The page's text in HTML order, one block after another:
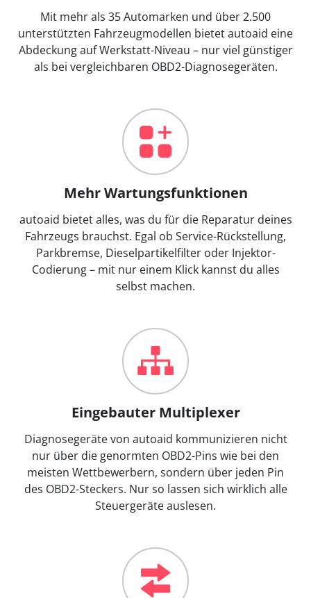
Mit mehr als 35 Automarken und über 2.500
unterstützten Fahrzeugmodellen bietet autoaid eine
Abdeckung auf Werkstatt-Niveau – nur viel günstiger
als bei vergleichbaren OBD2-Diagnosegeräten.
Mehr Wartungsfunktionen
autoaid bietet alles, was du für die Reparatur deines
Fahrzeugs brauchst. Egal ob Service-Rückstellung,
Parkbremse, Dieselpartikelfilter oder Injektor-
Codierung – mit nur einem Klick kannst du alles
selbst machen.
Eingebauter Multiplexer
Diagnosegeräte von autoaid kommunizieren nicht
nur über die genormten OBD2-Pins wie bei den
meisten Wettbewerbern, sondern über jeden Pin
des OBD2-Steckers. Nur so lassen sich wirklich alle
Steuergeräte auslesen.